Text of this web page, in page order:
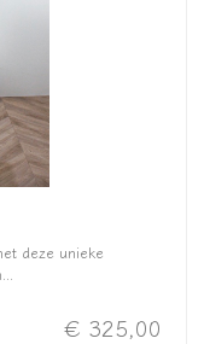
deze unieke
€ 325,00